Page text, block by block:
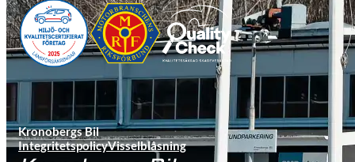
Kronobergs Bil
IntegritetspolicyVisselblåsning